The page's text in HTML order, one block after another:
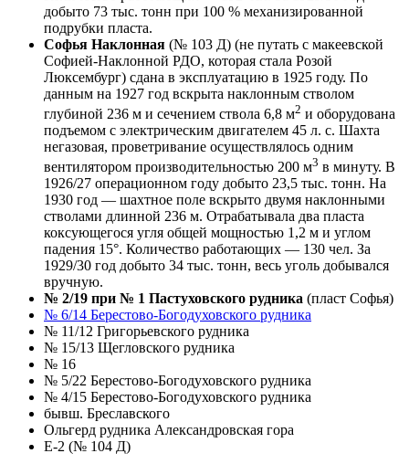
добыто 73 тыс. тонн при 100 % механизированной
подрубки пласта.
Софья Наклонная (№ 103 Д) (не путать с макеевской
Софией-Наклонной РДО, которая стала Розой
Люксембург) сдана в эксплуатацию в 1925 году. По
данным на 1927 год вскрыта наклонным стволом
глубиной 236 м и сечением ствола 6,8 м2 и оборудована
подъемом с электрическим двигателем 45 л. с. Шахта
негазовая, проветривание осуществлялось одним
вентилятором производительностью 200 м3 в минуту. В
1926/27 операционном году добыто 23,5 тыс. тонн. На
1930 год — шахтное поле вскрыто двумя наклонными
стволами длинной 236 м. Отрабатывала два пласта
коксующегося угля общей мощностью 1,2 м и углом
падения 15°. Количество работающих — 130 чел. За
1929/30 год добыто 34 тыс. тонн, весь уголь добывался
вручную.
№ 2/19 при № 1 Пастуховского рудника (пласт Софья)
№ 6/14 Берестово-Богодуховского рудника
№ 11/12 Григорьевского рудника
№ 15/13 Щегловского рудника
№ 16
№ 5/22 Берестово-Богодуховского рудника
№ 4/15 Берестово-Богодуховского рудника
бывш. Бреславского
Ольгерд рудника Александровская гора
Е-2 (№ 104 Д)